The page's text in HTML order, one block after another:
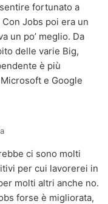
fortunato a
Jobs poi era un
un po’ meglio. Da
delle varie Big,
è più
e Google
ci sono molti
per cui lavorerei in
molti altri anche no.
forse è migliorata,